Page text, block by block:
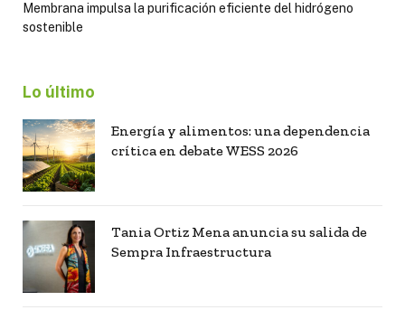
Membrana impulsa la purificación eficiente del hidrógeno
sostenible
Lo último
Energía y alimentos: una dependencia
crítica en debate WESS 2026
Tania Ortiz Mena anuncia su salida de
Sempra Infraestructura